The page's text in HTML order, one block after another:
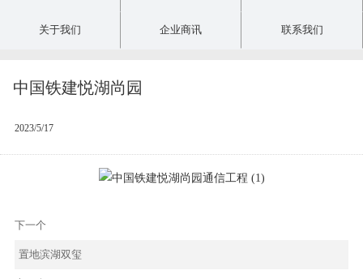
关于我们 企业商讯 联系我们
中国铁建悦湖尚园
2023/5/17
下一个
置地滨湖双玺